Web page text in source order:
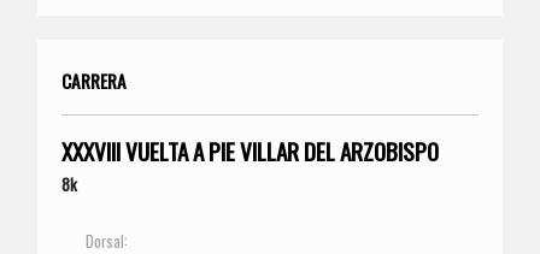
CARRERA
XXXVIII VUELTA A PIE VILLAR DEL ARZOBISPO
8k
Dorsal: